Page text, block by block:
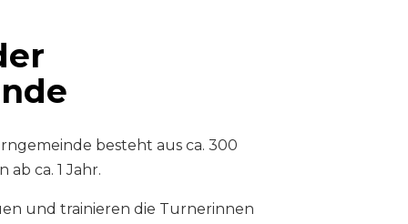
besteht aus ca. 300
ca. 1 Jahr.
und trainieren die Turnerinnen